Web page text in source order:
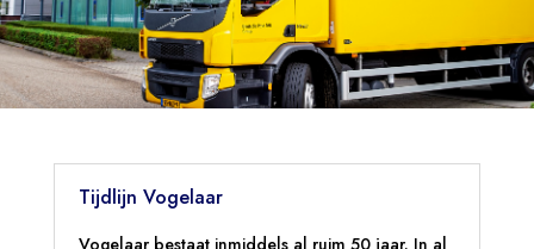
Tijdlijn Vogelaar
Vogelaar bestaat inmiddels al ruim 50 jaar. In al